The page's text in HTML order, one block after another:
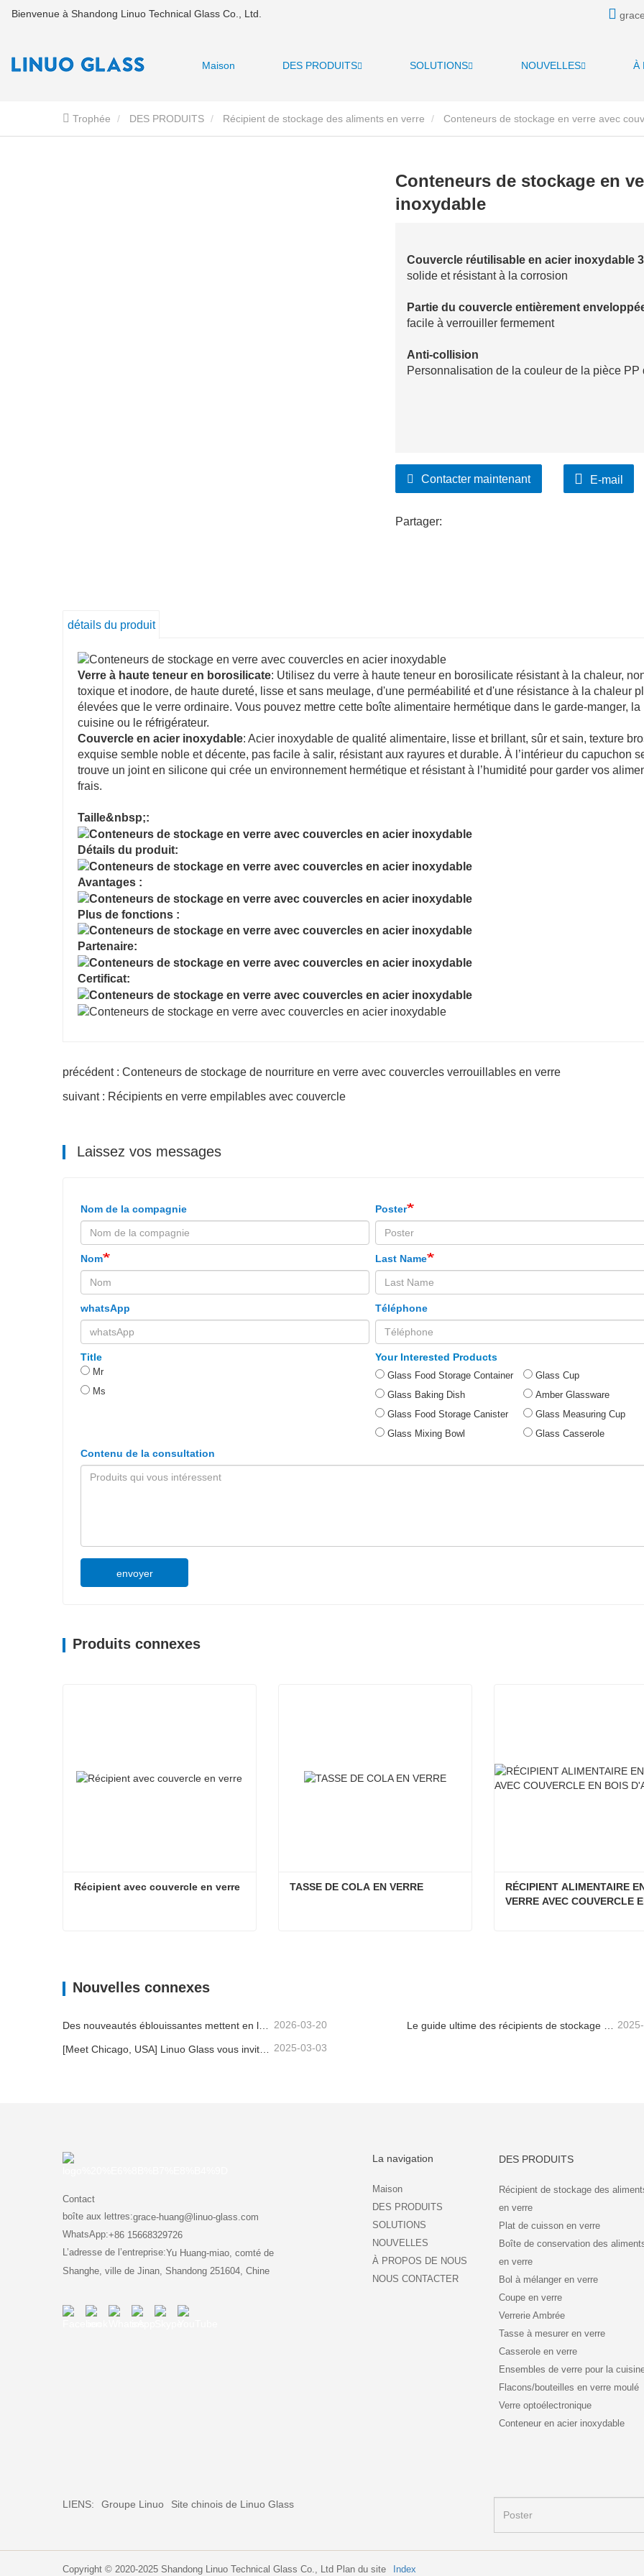
Bienvenue à Shandong Linuo Technical Glass Co., Ltd.
Maison DES PRODUITS SOLUTIONS NOUVELLES À
Trophée DES PRODUITS Récipient de stockage des aliments en verre Conteneurs de stockage en verre avec
Conteneurs de stockage en
inoxydable
Couvercle réutilisable en acier inoxydable
solide et résistant à la corrosion
Partie du couvercle entièrement
facile à verrouiller fermement
Anti-collision
Personnalisation de la couleur de la pièce PP
Contacter maintenant E-mail
Partager:
détails du produit
Verre à haute teneur en borosilicate: Utilisez du verre à haute teneur en borosilicate résistant à la chaleur,
toxique et inodore, de haute dureté, lisse et sans meulage, d'une perméabilité et d'une résistance à la chaleur
élevées que le verre ordinaire. Vous pouvez mettre cette boîte alimentaire hermétique dans le garde-manger, la
cuisine ou le réfrigérateur.
Couvercle en acier inoxydable: Acier inoxydable de qualité alimentaire, lisse et brillant, sûr et sain, texture
exquise semble noble et décente, pas facile à salir, résistant aux rayures et durable. À l’intérieur du capuchon
trouve un joint en silicone qui crée un environnement hermétique et résistant à l’humidité pour garder vos
frais.
Taille&nbsp;:
Détails du produit:
Avantages :
Plus de fonctions :
Partenaire:
Certificat:
précédent : Conteneurs de stockage de nourriture en verre avec couvercles verrouillables en verre
suivant : Récipients en verre empilables avec couvercle
Laissez vos messages
Nom de la compagnie Poster
Nom Last Name
whatsApp Téléphone
Title
Mr
Ms
Your Interested Products
Glass Food Storage Container
Glass Baking Dish
Glass Food Storage Canister
Glass Mixing Bowl
Glass Cup
Amber Glassware
Glass Measuring Cup
Glass Casserole
Contenu de la consultation
envoyer
Produits connexes
Récipient avec couvercle en verre TASSE DE COLA EN VERRE
RÉCIPIENT ALIMENTAIRE
VERRE AVEC COUVERCLE
Nouvelles connexes
Des nouveautés éblouissantes mettent en lumière la force de Linuo | Le verre spécial Linuo fait ses débuts à Ambiente Frankfurt 2026-03-20 Le guide ultime des récipients de stockage d'aliments en verre à haut borosilicate
2025-03-03
Contact
boîte aux lettres:grace-huang@linuo-glass.com
WhatsApp:+86 15668329726
L’adresse de l’entreprise:Yu Huang-miao, comté de
Shanghe, ville de Jinan, Shandong 251604, Chine
La navigation
Maison
DES PRODUITS
SOLUTIONS
NOUVELLES
À PROPOS DE NOUS
NOUS CONTACTER
DES PRODUITS
Récipient de stockage des
en verre
Plat de cuisson en verre
Boîte de conservation des
en verre
Bol à mélanger en verre
Coupe en verre
Verrerie Ambrée
Tasse à mesurer en verre
Casserole en verre
Ensembles de verre pour la
Flacons/bouteilles en verre moulé
Verre optoélectronique
Conteneur en acier inoxydable
LIENS: Groupe Linuo Site chinois de Linuo Glass
Copyright © 2020-2025 Shandong Linuo Technical Glass Co., Ltd Plan du site Index